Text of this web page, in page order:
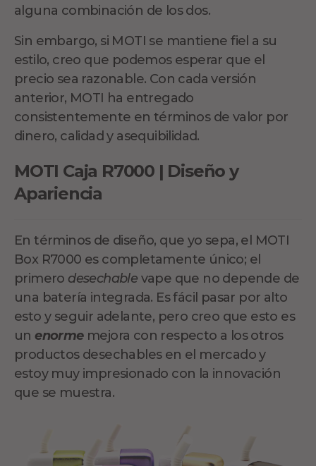
alguna combinación de los dos.
Sin embargo, si MOTI se mantiene fiel a su
estilo, creo que podemos esperar que el
precio sea razonable. Con cada versión
anterior, MOTI ha entregado
consistentemente en términos de valor por
dinero, calidad y asequibilidad.
MOTI Caja R7000 | Diseño y
Apariencia
En términos de diseño, que yo sepa, el MOTI
Box R7000 es completamente único; el
primero desechable vape que no depende de
una batería integrada. Es fácil pasar por alto
esto y seguir adelante, pero creo que esto es
un enorme mejora con respecto a los otros
productos desechables en el mercado y
estoy muy impresionado con la innovación
que se muestra.